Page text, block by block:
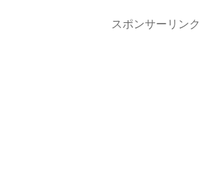
スポンサーリンク